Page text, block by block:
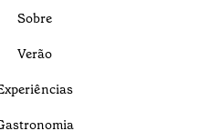
Sobre
Verão